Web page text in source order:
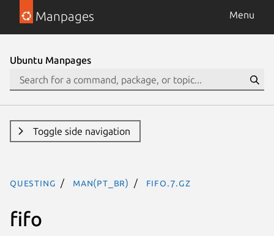
Manpages Menu
Ubuntu Manpages
Toggle side navigation
questing man(pt_BR) fifo.7.gz
fifo